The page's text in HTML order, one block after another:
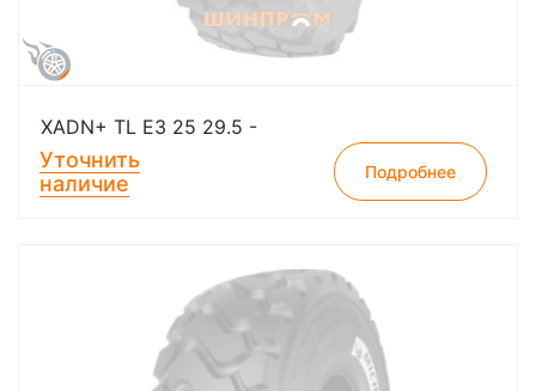
XADN+ TL E3 25 29.5 -
Уточнить
наличие
Подробнее